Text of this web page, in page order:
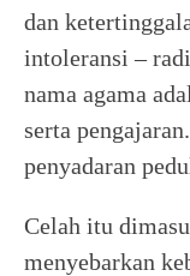
dan
intoleransi –
nama agama
serta
penyadaran
Celah itu
menyebarkan